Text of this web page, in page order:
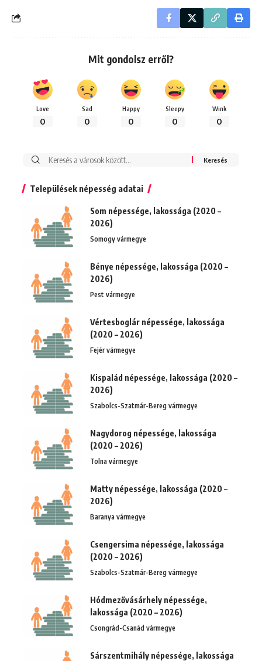
Mit gondolsz erről?
Love
0
Sad
0
Happy
0
Sleepy
0
Wink
0
Keresés:
Települések népesség adatai
Som népessége, lakossága (2020 –
2026)
Somogy vármegye
Bénye népessége, lakossága (2020 –
2026)
Pest vármegye
Vértesboglár népessége, lakossága
(2020 – 2026)
Fejér vármegye
Kispalád népessége, lakossága (2020 –
2026)
Szabolcs-Szatmár-Bereg vármegye
Nagydorog népessége, lakossága
(2020 – 2026)
Tolna vármegye
Matty népessége, lakossága (2020 –
2026)
Baranya vármegye
Csengersima népessége, lakossága
(2020 – 2026)
Szabolcs-Szatmár-Bereg vármegye
Hódmezővásárhely népessége,
lakossága (2020 – 2026)
Csongrád-Csanád vármegye
Sárszentmihály népessége, lakossága